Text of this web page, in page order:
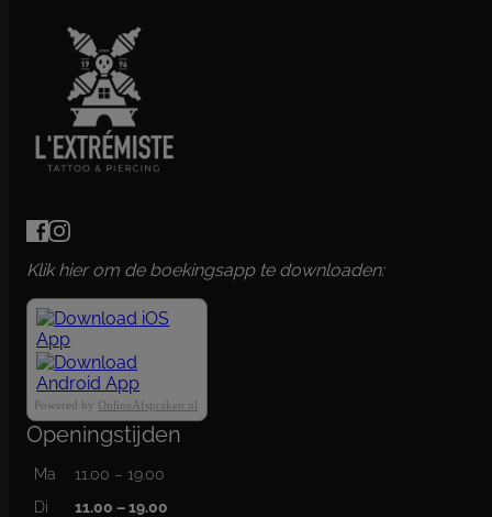
Klik hier om de boekingsapp te downloaden:
Powered by OnlineAfspraken.nl
Openingstijden
Ma
11.00 – 19.00
Di
11.00 – 19.00